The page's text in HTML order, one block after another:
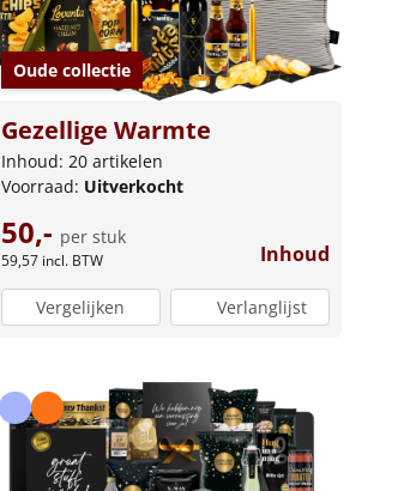
Oude collectie
Gezellige Warmte
Inhoud: 20 artikelen
Voorraad: Uitverkocht
50,- per stuk
59,57 incl. BTW Inhoud
Vergelijken Verlanglijst